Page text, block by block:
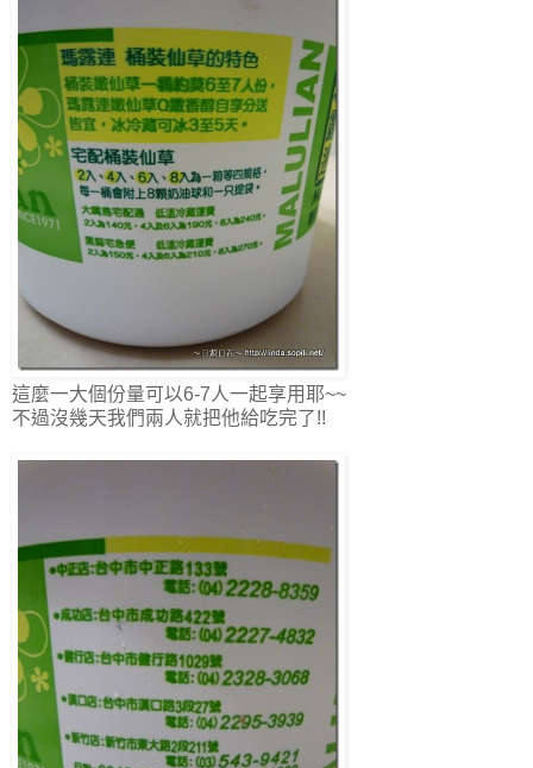
這麼一大個份量可以6-7人一起享用耶~~
不過沒幾天我們兩人就把他給吃完了!!